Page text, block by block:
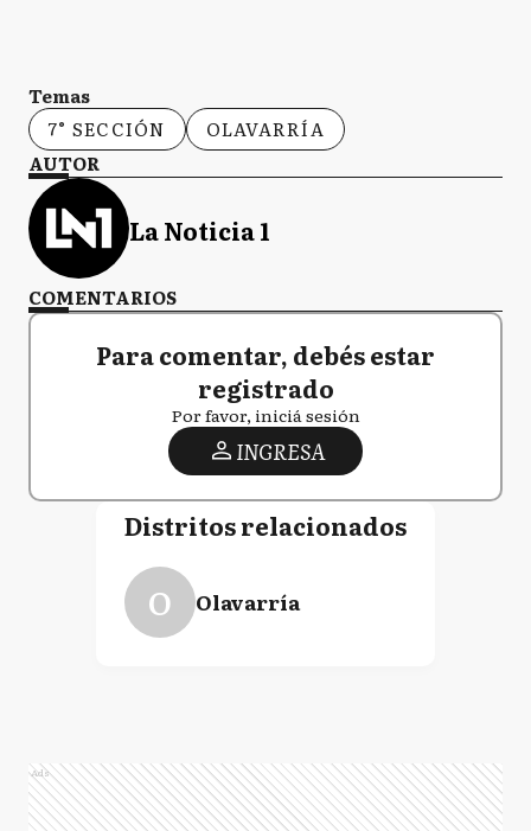
Temas
7° SECCIÓN
OLAVARRÍA
AUTOR
La Noticia 1
COMENTARIOS
Para comentar, debés estar
registrado
Por favor, iniciá sesión
INGRESA
Distritos relacionados
O Olavarría
Ads